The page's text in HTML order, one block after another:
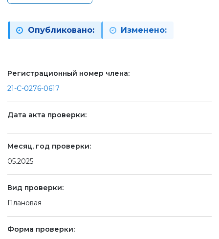
Опубликовано: Изменено:
Регистрационный номер члена:
21-С-0276-0617
Дата акта проверки:
Месяц, год проверки:
05.2025
Вид проверки:
Плановая
Форма проверки: